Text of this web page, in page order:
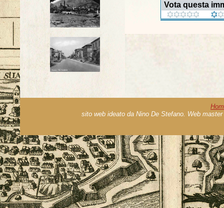
Vota questa
sito web ideato da Nino De Stefano. Web